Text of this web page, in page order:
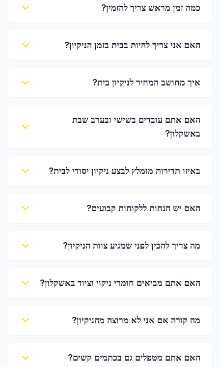
כמה זמן מראש צריך להזמין?
האם אני צריך להיות בבית בזמן הניקיון?
איך מחושב המחיר לניקיון בית?
האם אתם עובדים בשישי ובערב שבת
באשקלון?
באיזו תדירות מומלץ לבצע ניקיון יסודי לבית?
האם יש הנחות ללקוחות קבועים?
מה צריך להכין לפני שמגיע צוות הניקיון?
האם אתם מביאים חומרי ניקוי וציוד באשקלון?
מה קורה אם אני לא מרוצה מהניקיון?
האם אתם מטפלים גם בכתמים קשים?